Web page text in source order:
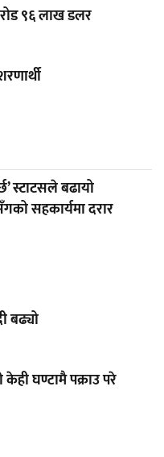
९६ लाख डलर
स्टाटसले बढायो
सहकार्यमा दरार
बढ्यो
घण्टामै पक्राउ परे